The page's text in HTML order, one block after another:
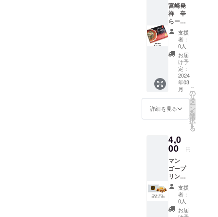
宮崎発
祥 辛
らーめ
ん 4食
入り
「原材
料及び
添加物
等の食
品表示
はお届
け商品
のラベ
ルに表
記され
ます。
封前に
は必ず
お届け
のリ
ターン
に貼付
された
ラベル
や注意
書きを
支援
者：
0人
お届
け予
定：
2024
年03
月
詳細を見る
こ
の
リ
タ
ー
ン
を
選
択
す
る
4,0
00 円
マン
ゴープ
リン
(化粧箱
入り）
50個 賞
味期
限 常
支援
者：
0人
お届